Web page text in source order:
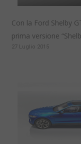
Con la Ford Shelby
prima versione
27 Luglio 2015